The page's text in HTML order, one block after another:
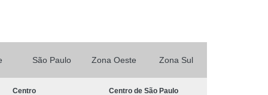
São Paulo Zona Oeste Zona Sul
Centro Centro de São Paulo